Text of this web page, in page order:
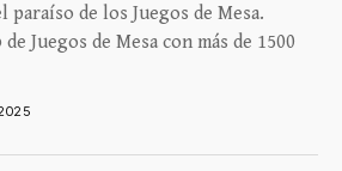
paraíso de los Juegos de Mesa.
Juegos de Mesa con más de 1500